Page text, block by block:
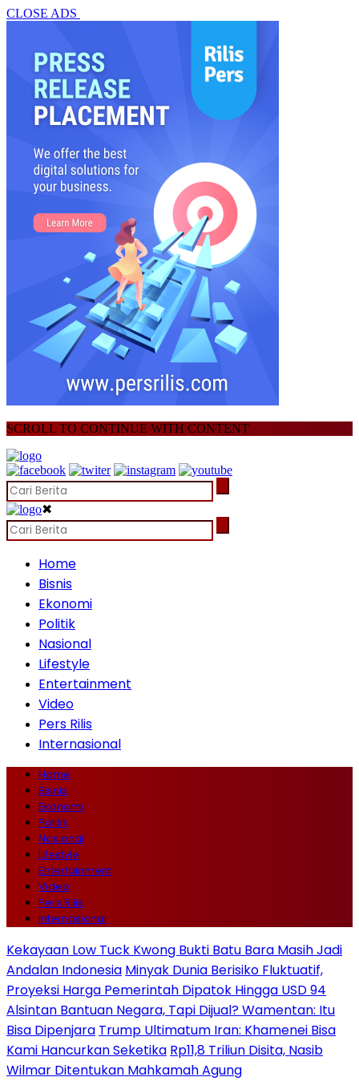
CLOSE ADS
SCROLL TO CONTINUE WITH CONTENT
✖
Home
Bisnis
Ekonomi
Politik
Nasional
Lifestyle
Entertainment
Video
Pers Rilis
Internasional
Home
Bisnis
Ekonomi
Politik
Nasional
Lifestyle
Entertainment
Video
Pers Rilis
Internasional
Kekayaan Low Tuck Kwong Bukti Batu Bara Masih Jadi
Andalan Indonesia Minyak Dunia Berisiko Fluktuatif,
Proyeksi Harga Pemerintah Dipatok Hingga USD 94
Alsintan Bantuan Negara, Tapi Dijual? Wamentan: Itu
Bisa Dipenjara Trump Ultimatum Iran: Khamenei Bisa
Kami Hancurkan Seketika Rp11,8 Triliun Disita, Nasib
Wilmar Ditentukan Mahkamah Agung